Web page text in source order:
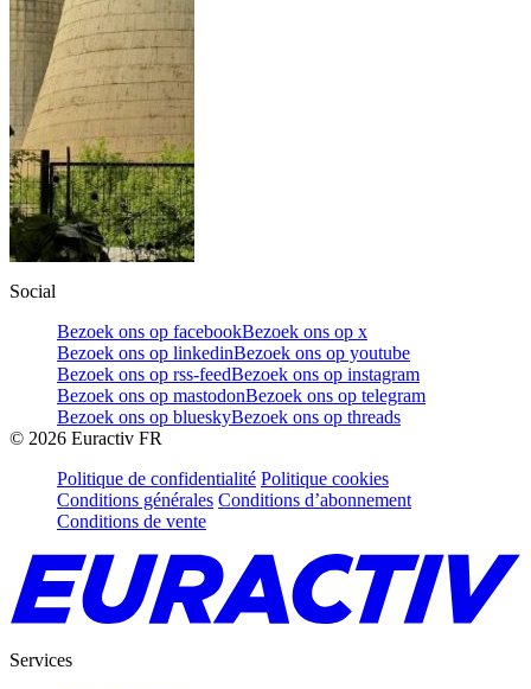
Social
Bezoek ons op facebookBezoek ons op x
Bezoek ons op linkedinBezoek ons op youtube
Bezoek ons op rss-feedBezoek ons op instagram
Bezoek ons op mastodonBezoek ons op telegram
Bezoek ons op blueskyBezoek ons op threads
© 2026 Euractiv FR
Politique de confidentialité Politique cookies
Conditions générales Conditions d’abonnement
Conditions de vente
Services